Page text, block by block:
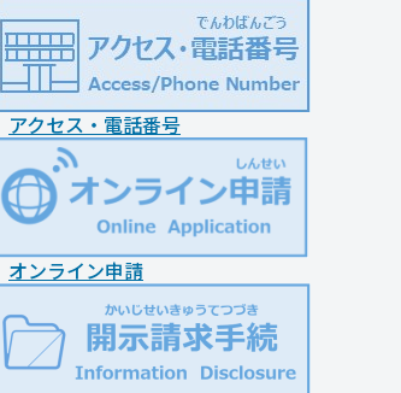
アクセス・電話番号
オンライン申請